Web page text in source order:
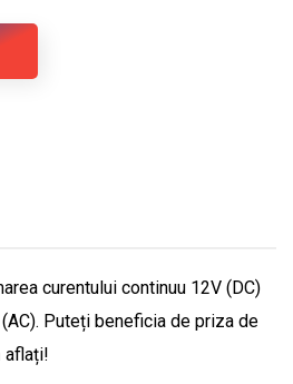
curentului continuu 12V (DC)
Puteți beneficia de priza de
aflați!